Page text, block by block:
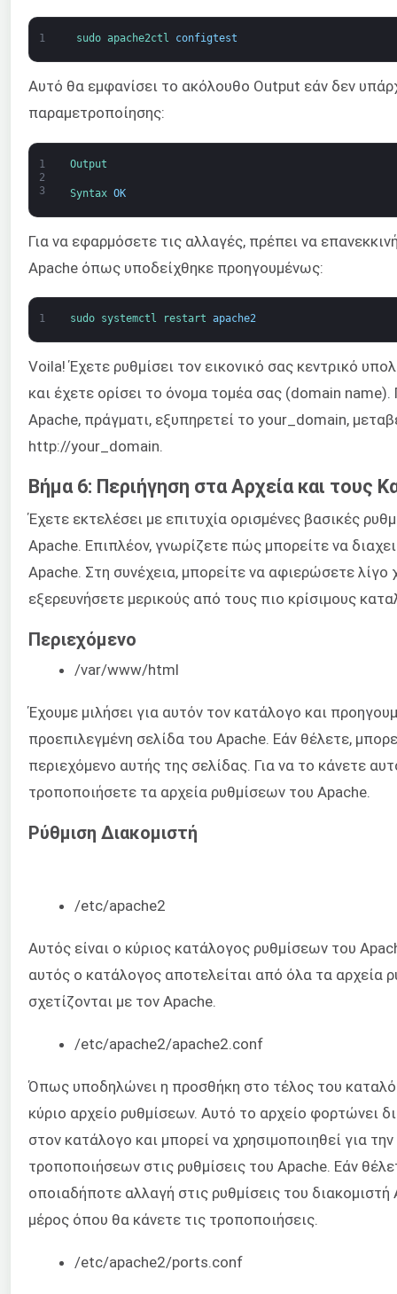
1 sudo apache2ctl configtest
Αυτό θα εμφανίσει το ακόλουθο Output εάν δεν
παραμετροποίησης:
1
2
3
Output
Syntax OK
Για να εφαρμόσετε τις αλλαγές, πρέπει να
Apache όπως υποδείχθηκε προηγουμένως:
1 sudo systemctl restart apache2
Voila! Έχετε ρυθμίσει τον εικονικό σας κεντρικό
και έχετε ορίσει το όνομα τομέα σας (domain name).
Apache, πράγματι, εξυπηρετεί το your_domain,
http://your_domain.
Βήμα 6: Περιήγηση στα Αρχεία και τους
Έχετε εκτελέσει με επιτυχία ορισμένες βασικές
Apache. Επιπλέον, γνωρίζετε πώς μπορείτε να
Apache. Στη συνέχεια, μπορείτε να αφιερώσετε λίγο
εξερευνήσετε μερικούς από τους πιο κρίσιμους
Περιεχόμενο
/var/www/html
Έχουμε μιλήσει για αυτόν τον κατάλογο και
προεπιλεγμένη σελίδα του Apache. Εάν θέλετε,
περιεχόμενο αυτής της σελίδας. Για να το κάνετε
τροποποιήσετε τα αρχεία ρυθμίσεων του Apache.
Ρύθμιση Διακομιστή
/etc/apache2
Αυτός είναι ο κύριος κατάλογος ρυθμίσεων του
αυτός ο κατάλογος αποτελείται από όλα τα αρχεία
σχετίζονται με τον Apache.
/etc/apache2/apache2.conf
Όπως υποδηλώνει η προσθήκη στο τέλος του
κύριο αρχείο ρυθμίσεων. Αυτό το αρχείο φορτώνει
στον κατάλογο και μπορεί να χρησιμοποιηθεί για
τροποποιήσεων στις ρυθμίσεις του Apache. Εάν
οποιαδήποτε αλλαγή στις ρυθμίσεις του διακομιστή
μέρος όπου θα κάνετε τις τροποποιήσεις.
/etc/apache2/ports.conf